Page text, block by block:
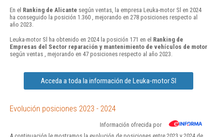
En el Ranking de Alicante según ventas, la empresa Leuka-motor Sl en 2024
ha conseguido la posición 1.360 , mejorando en 278 posiciones respecto al
año 2023.
Leuka-motor Sl ha obtenido en 2024 la posición 171 en el Ranking de
Empresas del Sector reparación y mantenimiento de vehículos de motor
según ventas , mejorando en 47 posiciones respecto al año 2023.
Acceda a toda la información de Leuka-motor Sl
Evolución posiciones 2023 - 2024
Información ofrecida por